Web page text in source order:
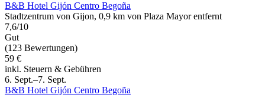
B&B Hotel Gijón Centro Begoña
Stadtzentrum von Gijon, 0,9 km von Plaza Mayor entfernt
7,6/10
Gut
(123 Bewertungen)
59 €
inkl. Steuern & Gebühren
6. Sept.–7. Sept.
B&B Hotel Gijón Centro Begoña